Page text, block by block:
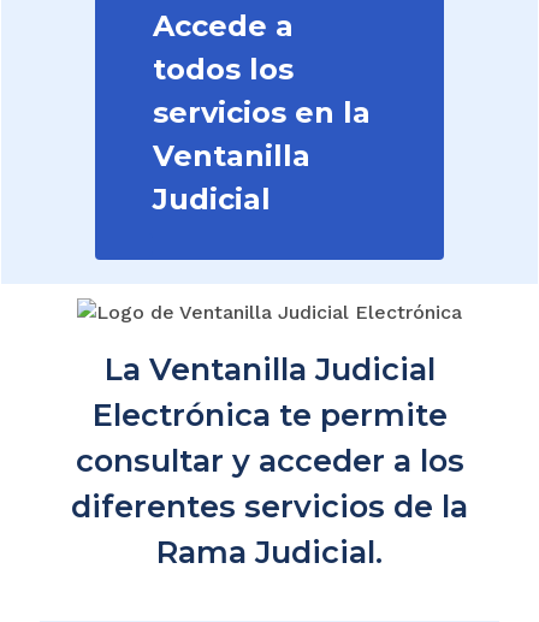
Accede a
todos los
servicios en la
Ventanilla
Judicial
La Ventanilla Judicial
Electrónica te permite
consultar y acceder a los
diferentes servicios de la
Rama Judicial.